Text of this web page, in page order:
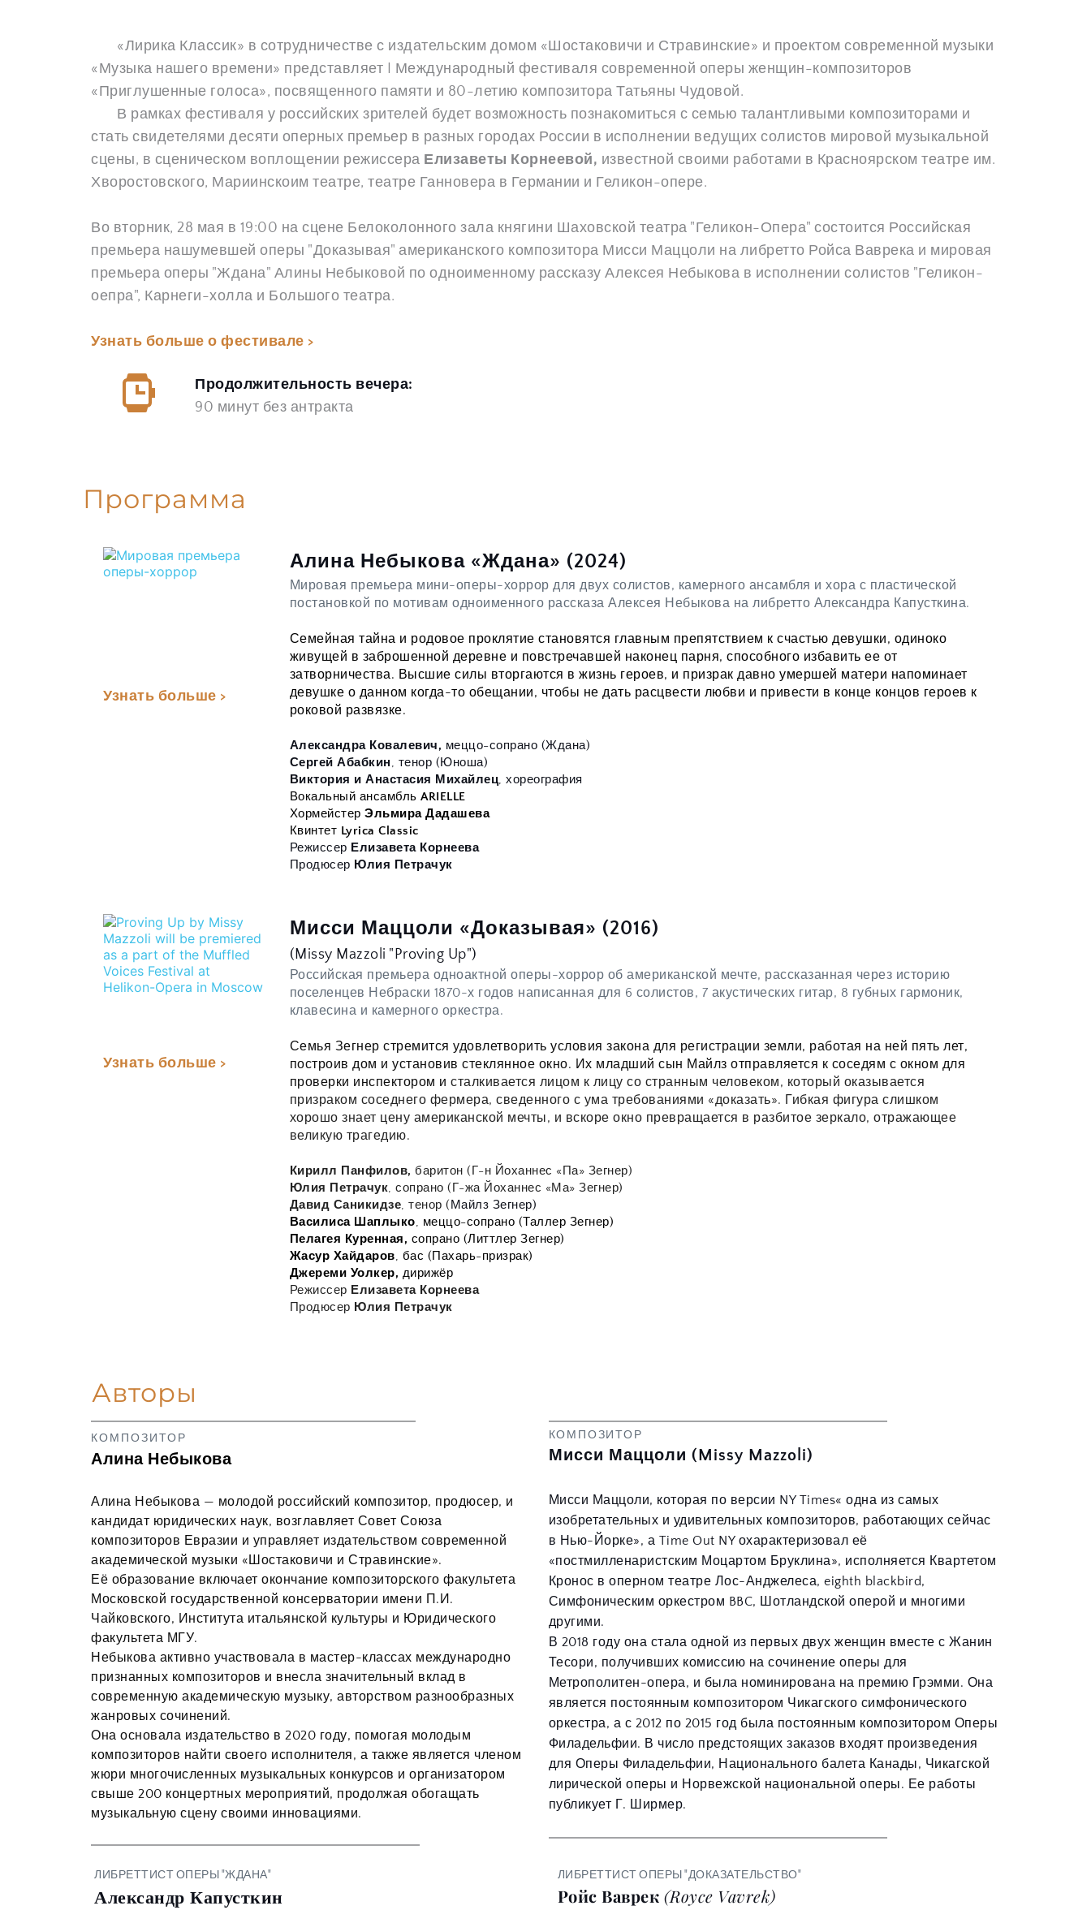
«Музыка нашего времени» представляет I Международный фестиваля современной оперы женщин-композиторов
«Приглушенные голоса», посвященного памяти и 80-летию композитора Татьяны Чудовой.
стать свидетелями десяти оперных премьер в разных городах России в исполнении ведущих солистов мировой музыкальной
сцены, в сценическом воплощении режиссера Елизаветы Корнеевой, известной своими работами в Красноярском театре им.
Хворостовского, Мариинскоим театре, театре Ганновера в Германии и Геликон-опере.
Во вторник, 28 мая в 19:00 на сцене Белоколонного зала княгини Шаховской театра "Геликон-Опера" состоится Российская
премьера нашумевшей оперы "Доказывая" американского композитора Мисси Маццоли на либретто Ройса Ваврека и мировая
премьера оперы "Ждана" Алины Небыковой по одноименному рассказу Алексея Небыкова в исполнении солистов "Геликон-
оепра", Карнеги-холла и Большого театра.
Узнать больше о фестивале >
Продолжительность вечера:
90 минут без антракта
Программа
Узнать больше >
Алина Небыкова «Ждана» (2024)
Мировая премьера мини-оперы-хоррор для двух солистов, камерного ансамбля и хора с пластической
постановкой по мотивам одноименного рассказа Алексея Небыкова на либретто Александра Капусткина.
Семейная тайна и родовое проклятие становятся главным препятствием к счастью девушки, одиноко
живущей в заброшенной деревне и повстречавшей наконец парня, способного избавить ее от
затворничества. Высшие силы вторгаются в жизнь героев, и призрак давно умершей матери напоминает
девушке о данном когда-то обещании, чтобы не дать расцвести любви и привести в конце концов героев к
роковой развязке.
Александра Ковалевич, меццо-сопрано (Ждана)
Сергей Абабкин, тенор (Юноша)
Виктория и Анастасия Михайлец, хореография
Вокальный ансамбль ARIELLE
Хормейстер Эльмира Дадашева
Квинтет Lyrica Classic
Режиссер Елизавета Корнеева
Продюсер Юлия Петрачук
Узнать больше >
Мисси Маццоли «Доказывая» (2016)
(Missy Mazzoli "Proving Up")
Российская премьера одноактной оперы-хоррор об американской мечте, рассказанная через историю
поселенцев Небраски 1870-х годов написанная для 6 солистов, 7 акустических гитар, 8 губных гармоник,
клавесина и камерного оркестра.
Семья Зегнер стремится удовлетворить условия закона для регистрации земли, работая на ней пять лет,
построив дом и установив стеклянное окно. Их младший сын Майлз отправляется к соседям с окном для
проверки инспектором и сталкивается лицом к лицу со странным человеком, который оказывается
призраком соседнего фермера, сведенного с ума требованиями «доказать». Гибкая фигура слишком
хорошо знает цену американской мечты, и вскоре окно превращается в разбитое зеркало, отражающее
великую трагедию.
Кирилл Панфилов, баритон (Г-н Йоханнес «Па» Зегнер)
Юлия Петрачук, сопрано (Г-жа Йоханнес «Ма» Зегнер)
Давид Саникидзе, тенор ( Майлз Зегнер)
Василиса Шаплыко, меццо-сопрано (Таллер Зегнер)
Пелагея Куренная, сопрано (Литтлер Зегнер)
Жасур Хайдаров, бас (Пахарь-призрак)
Джереми Уолкер, дирижёр
Режиссер Елизавета Корнеева
Продюсер Юлия Петрачук
Авторы
КОМПОЗИТОР
Алина Небыкова
Алина Небыкова — молодой российский композитор, продюсер, и
кандидат юридических наук, возглавляет Совет Союза
композиторов Евразии и управляет издательством современной
академической музыки «Шостаковичи и Стравинские».
Её образование включает окончание композиторского факультета
Московской государственной консерватории имени П.И.
Чайковского, Института итальянской культуры и Юридического
факультета МГУ.
Небыкова активно участвовала в мастер-классах международно
признанных композиторов и внесла значительный вклад в
современную академическую музыку, авторством разнообразных
жанровых сочинений.
Она основала издательство в 2020 году, помогая молодым
композиторов найти своего исполнителя, а также является членом
жюри многочисленных музыкальных конкурсов и организатором
свыше 200 концертных мероприятий, продолжая обогащать
музыкальную сцену своими инновациями.
КОМПОЗИТОР
Мисси Маццоли (Missy Mazzoli)
Мисси Маццоли, которая по версии NY Times« одна из самых
изобретательных и удивительных композиторов, работающих сейчас
в Нью-Йорке», а Time Out NY охарактеризовал её
«постмилленаристским Моцартом Бруклина», исполняется Квартетом
Кронос в оперном театре Лос-Анджелеса, eighth blackbird,
Симфоническим оркестром BBC, Шотландской оперой и многими
другими.
В 2018 году она стала одной из первых двух женщин вместе с Жанин
Тесори, получивших комиссию на сочинение оперы для
Метрополитен-опера, и была номинирована на премию Грэмми. Она
является постоянным композитором Чикагского симфонического
оркестра, а с 2012 по 2015 год была постоянным композитором Оперы
Филадельфии. В число предстоящих заказов входят произведения
для Оперы Филадельфии, Национального балета Канады, Чикагской
лирической оперы и Норвежской национальной оперы. Ее работы
публикует Г. Ширмер.
ЛИБРЕТТИСТ ОПЕРЫ "ЖДАНА"
Александр Капусткин
ЛИБРЕТТИСТ ОПЕРЫ "ДОКАЗАТЕЛЬСТВО"
Ройс Ваврек (Royce Vavrek)